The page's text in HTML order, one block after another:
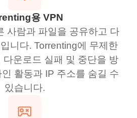
용 VPN
사람과 파일을 공유하고 다
니다. Torrenting에 무제한
운로드 실패 및 중단을 방
활동과 IP 주소를 숨길 수
있습니다.